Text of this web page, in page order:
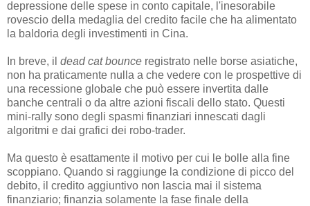
depressione delle spese in conto capitale, l'inesorabile
rovescio della medaglia del credito facile che ha alimentato
la baldoria degli investimenti in Cina.
In breve, il dead cat bounce registrato nelle borse asiatiche,
non ha praticamente nulla a che vedere con le prospettive di
una recessione globale che può essere invertita dalle
banche centrali o da altre azioni fiscali dello stato. Questi
mini-rally sono degli spasmi finanziari innescati dagli
algoritmi e dai grafici dei robo-trader.
Ma questo è esattamente il motivo per cui le bolle alla fine
scoppiano. Quando si raggiunge la condizione di picco del
debito, il credito aggiuntivo non lascia mai il sistema
finanziario; finanzia solamente la fase finale della